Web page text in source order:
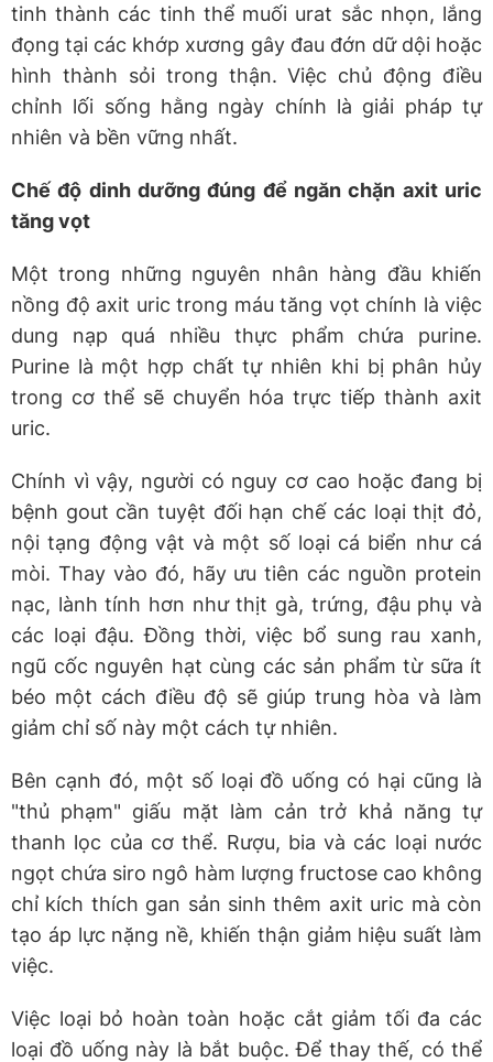
tinh thành các tinh thể muối urat sắc nhọn, lắng
đọng tại các khớp xương gây đau đớn dữ dội hoặc
hình thành sỏi trong thận. Việc chủ động điều
chỉnh lối sống hằng ngày chính là giải pháp tự
nhiên và bền vững nhất.
Chế độ dinh dưỡng đúng để ngăn chặn axit uric
tăng vọt
Một trong những nguyên nhân hàng đầu khiến
nồng độ axit uric trong máu tăng vọt chính là việc
dung nạp quá nhiều thực phẩm chứa purine.
Purine là một hợp chất tự nhiên khi bị phân hủy
trong cơ thể sẽ chuyển hóa trực tiếp thành axit
uric.
Chính vì vậy, người có nguy cơ cao hoặc đang bị
bệnh gout cần tuyệt đối hạn chế các loại thịt đỏ,
nội tạng động vật và một số loại cá biển như cá
mòi. Thay vào đó, hãy ưu tiên các nguồn protein
nạc, lành tính hơn như thịt gà, trứng, đậu phụ và
các loại đậu. Đồng thời, việc bổ sung rau xanh,
ngũ cốc nguyên hạt cùng các sản phẩm từ sữa ít
béo một cách điều độ sẽ giúp trung hòa và làm
giảm chỉ số này một cách tự nhiên.
Bên cạnh đó, một số loại đồ uống có hại cũng là
"thủ phạm" giấu mặt làm cản trở khả năng tự
thanh lọc của cơ thể. Rượu, bia và các loại nước
ngọt chứa siro ngô hàm lượng fructose cao không
chỉ kích thích gan sản sinh thêm axit uric mà còn
tạo áp lực nặng nề, khiến thận giảm hiệu suất làm
việc.
Việc loại bỏ hoàn toàn hoặc cắt giảm tối đa các
loại đồ uống này là bắt buộc. Để thay thế, có thể